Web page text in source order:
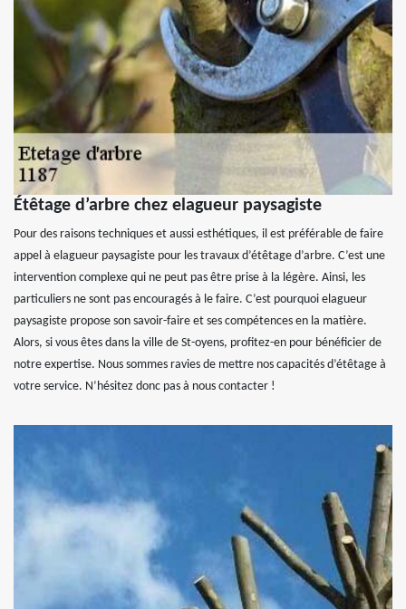
Étêtage d’arbre chez elagueur paysagiste
Pour des raisons techniques et aussi esthétiques, il est préférable de faire
appel à elagueur paysagiste pour les travaux d’étêtage d’arbre. C’est une
intervention complexe qui ne peut pas être prise à la légère. Ainsi, les
particuliers ne sont pas encouragés à le faire. C’est pourquoi elagueur
paysagiste propose son savoir-faire et ses compétences en la matière.
Alors, si vous êtes dans la ville de St-oyens, profitez-en pour bénéficier de
notre expertise. Nous sommes ravies de mettre nos capacités d’étêtage à
votre service. N’hésitez donc pas à nous contacter !